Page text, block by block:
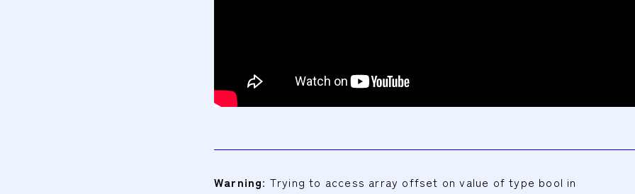
Warning: Trying to access array offset on value of type bool in